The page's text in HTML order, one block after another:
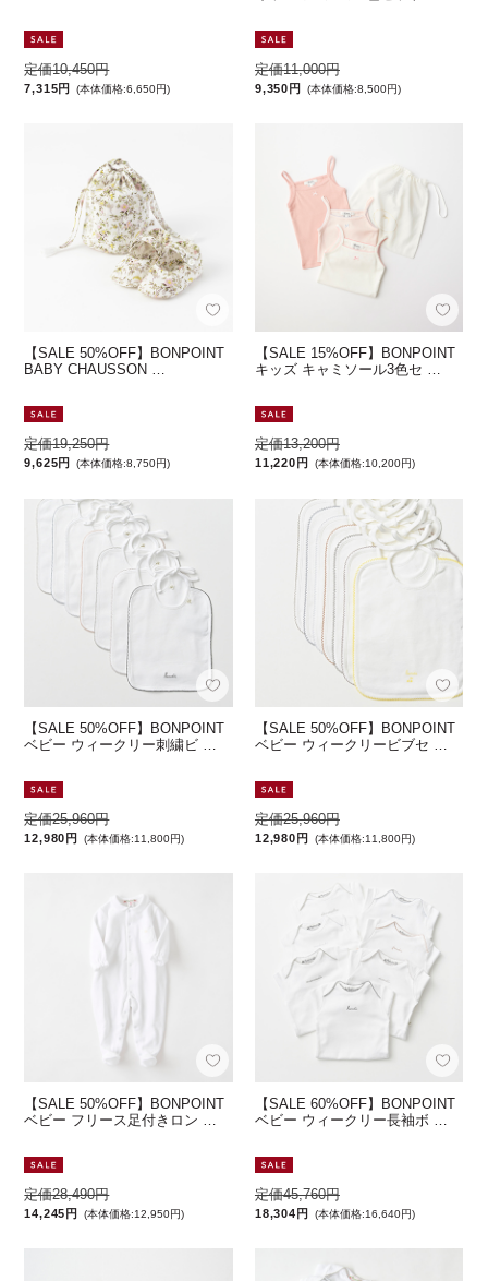
定価10,450円
7,315円 (本体価格:6,650円)
定価11,000円
9,350円 (本体価格:8,500円)
【SALE 50%OFF】BONPOINT
BABY CHAUSSON …
定価19,250円
9,625円 (本体価格:8,750円)
【SALE 15%OFF】BONPOINT
キッズ キャミソール3色セ …
定価13,200円
11,220円 (本体価格:10,200円)
【SALE 50%OFF】BONPOINT
ベビー ウィークリー刺繍ビ …
定価25,960円
12,980円 (本体価格:11,800円)
【SALE 50%OFF】BONPOINT
ベビー ウィークリービブセ …
定価25,960円
12,980円 (本体価格:11,800円)
【SALE 50%OFF】BONPOINT
ベビー フリース足付きロン …
定価28,490円
14,245円 (本体価格:12,950円)
【SALE 60%OFF】BONPOINT
ベビー ウィークリー長袖ボ …
定価45,760円
18,304円 (本体価格:16,640円)